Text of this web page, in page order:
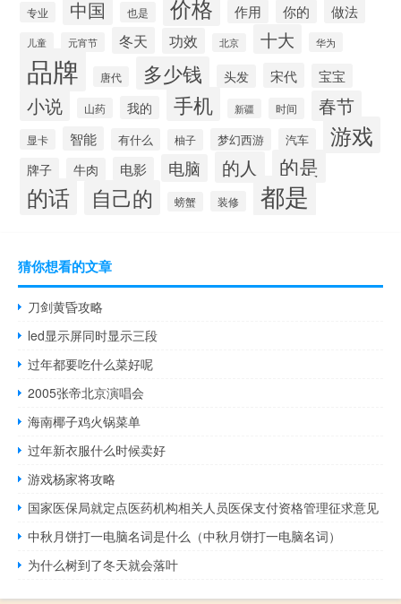
专业 中国 也是 价格 作用 你的 做法
儿童 元宵节 冬天 功效 北京 十大 华为
品牌 唐代 多少钱 头发 宋代 宝宝
小说 山药 我的 手机 新疆 时间 春节
显卡 智能 有什么 柚子 梦幻西游 汽车 游戏
牌子 牛肉 电影 电脑 的人 的是
的话 自己的 螃蟹 装修 都是
猜你想看的文章
刀剑黄昏攻略
led显示屏同时显示三段
过年都要吃什么菜好呢
2005张帝北京演唱会
海南椰子鸡火锅菜单
过年新衣服什么时候卖好
游戏杨家将攻略
国家医保局就定点医药机构相关人员医保支付资格管理征求意见
中秋月饼打一电脑名词是什么（中秋月饼打一电脑名词）
为什么树到了冬天就会落叶